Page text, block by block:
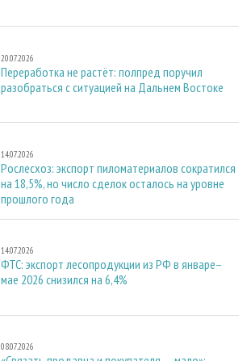
20.07.2026
Переработка не растёт: полпред поручил
разобраться с ситуацией на Дальнем Востоке
14.07.2026
Рослесхоз: экспорт пиломатериалов сократился
на 18,5%, но число сделок осталось на уровне
прошлого года
14.07.2026
ФТС: экспорт лесопродукции из РФ в январе–
мае 2026 снизился на 6,4%
08.07.2026